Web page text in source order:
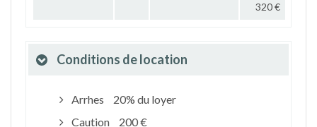
320 €
Conditions de location
Arrhes
20% du loyer
Caution
200 €